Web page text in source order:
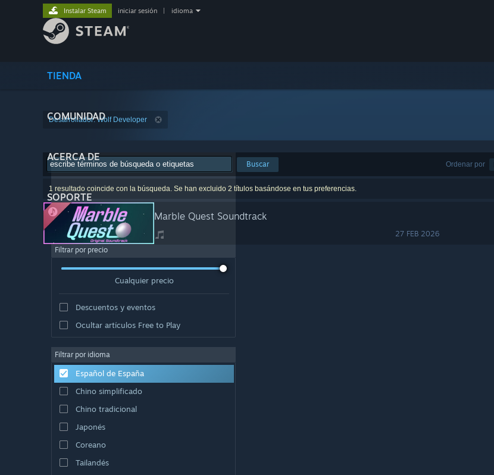
TIENDA
COMUNIDAD
ACERCA DE
SOPORTE
Instalar Steam iniciar sesión idioma
Desarrollador: Wolf Developer
Ordenar por
Buscar
1 resultado coincide con la búsqueda. Se han excluido 2 títulos basándose en tus preferencias.
Marble Quest Soundtrack
27 FEB 2026
Filtrar por precio
Cualquier precio
Descuentos y eventos
Ocultar artículos Free to Play
Filtrar por idioma
Español de España
Chino simplificado
Chino tradicional
Japonés
Coreano
Tailandés